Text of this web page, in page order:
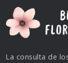
La consulta de